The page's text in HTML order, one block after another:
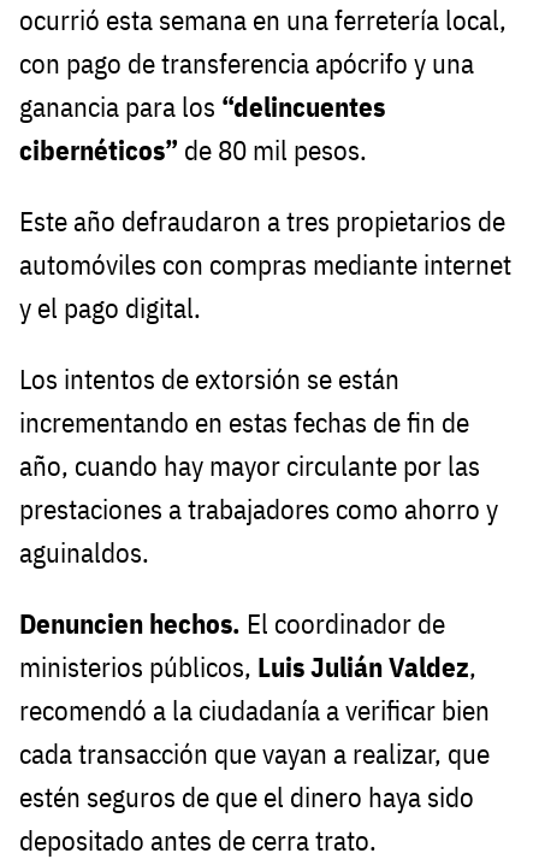
ocurrió esta semana en una ferretería local,
con pago de transferencia apócrifo y una
ganancia para los “delincuentes
cibernéticos” de 80 mil pesos.
Este año defraudaron a tres propietarios de
automóviles con compras mediante internet
y el pago digital.
Los intentos de extorsión se están
incrementando en estas fechas de fin de
año, cuando hay mayor circulante por las
prestaciones a trabajadores como ahorro y
aguinaldos.
Denuncien hechos. El coordinador de
ministerios públicos, Luis Julián Valdez,
recomendó a la ciudadanía a verificar bien
cada transacción que vayan a realizar, que
estén seguros de que el dinero haya sido
depositado antes de cerra trato.